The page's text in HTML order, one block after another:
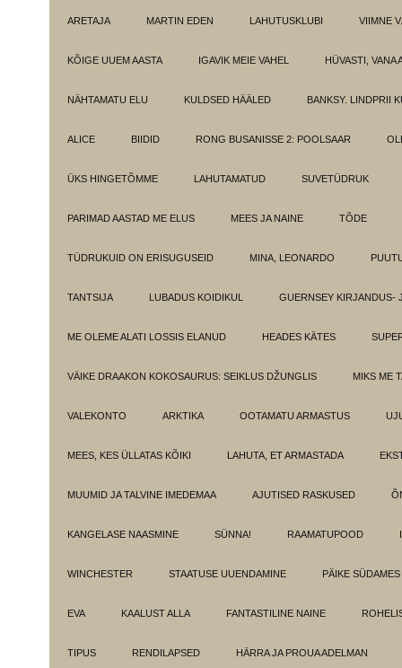
ARETAJA MARTIN EDEN LAHUTUSKLUBI VIIMNE
KÕIGE UUEM AASTA IGAVIK MEIE VAHEL HÜVASTI, VANA
NÄHTAMATU ELU KULDSED HÄÄLED BANKSY. LINDPRII
ALICE BIIDID RONG BUSANISSE 2: POOLSAAR
ÜKS HINGETÕMME LAHUTAMATUD SUVETÜDRUK
PARIMAD AASTAD ME ELUS MEES JA NAINE TÕDE
TÜDRUKUID ON ERISUGUSEID MINA, LEONARDO
TANTSIJA LUBADUS KOIDIKUL GUERNSEY KIRJANDUS-
ME OLEME ALATI LOSSIS ELANUD HEADES KÄTES
VÄIKE DRAAKON KOKOSAURUS: SEIKLUS DŽUNGLIS MIKS ME
VALEKONTO ARKTIKA OOTAMATU ARMASTUS
MEES, KES ÜLLATAS KÕIKI LAHUTA, ET ARMASTADA
MUUMID JA TALVINE IMEDEMAA AJUTISED RASKUSED
KANGELASE NAASMINE SÜNNA! RAAMATUPOOD
WINCHESTER STAATUSE UUENDAMINE PÄIKE SÜDAMES
EVA KAALUST ALLA FANTASTILINE NAINE
TIPUS RENDILAPSED HÄRRA JA PROUA ADELMAN